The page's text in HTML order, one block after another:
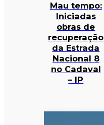
Mau tempo:
Iniciadas
obras de
recuperação
da Estrada
Nacional 8
no Cadaval
– IP